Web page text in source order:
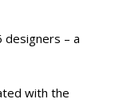
designers – a
with the